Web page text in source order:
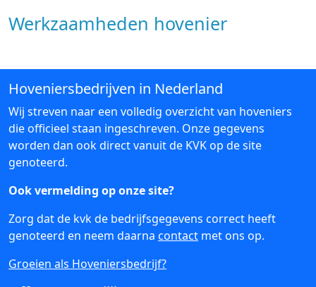
Werkzaamheden hovenier
Hoveniersbedrijven in Nederland
Wij streven naar een volledig overzicht van hoveniers
die officieel staan ingeschreven. Onze gegevens
worden dan ook direct vanuit de KVK op de site
genoteerd.
Ook vermelding op onze site?
Zorg dat de kvk de bedrijfsgegevens correct heeft
genoteerd en neem daarna contact met ons op.
Groeien als Hoveniersbedrijf?